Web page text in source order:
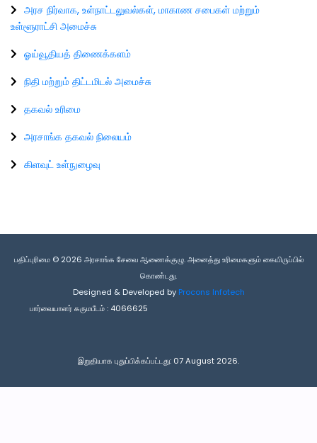
அரச நிர்வாக, உள்நாட்டலுவல்கள், மாகாண சபைகள் மற்றும்
உள்ளூராட்சி அமைச்சு
ஓய்வூதியத் திணைக்களம்
நிதி மற்றும் திட்டமிடல் அமைச்சு
தகவல் உரிமை
அரசாங்க தகவல் நிலையம்
கிளவுட் உள்நுழைவு
பதிப்புரிமை © 2026 அரசாங்க சேவை ஆணைக்குழு. அனைத்து உரிமைகளும் கையிருப்பில்
கொண்டது.
Designed & Developed by Procons Infotech
பார்வையாளர் கருமபீடம் : 4066625
இறுதியாக புதுப்பிக்கப்பட்டது: 07 August 2026.